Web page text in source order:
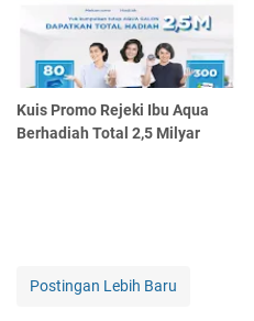
Kuis Promo Rejeki Ibu Aqua
Berhadiah Total 2,5 Milyar
Postingan Lebih Baru